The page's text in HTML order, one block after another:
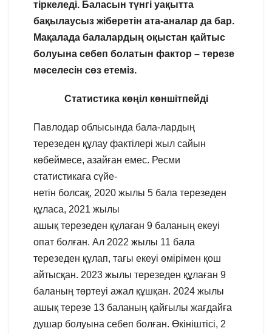
тіркеледі. Баласын түнгі уақытта
бақылаусыз жіберетін ата-аналар да бар.
Мақалада балалардың оқыстан қайтыс
болуына себеп болатын фактор – терезе
мәселесін сөз етеміз.
Статистика көңіл көншітпейді
Павлодар облысында бала-лардың
терезеден құлау фактілері жыл сайын
көбеймесе, азайған емес. Ресми
статистикаға сүйе-
нетін болсақ, 2020 жылы 5 бала терезеден
құласа, 2021 жылы
ашық терезеден құлаған 9 баланың екеуі
опат болған. Ал 2022 жылы 11 бала
терезеден құлап, тағы екеуі өмірімен қош
айтысқан. 2023 жылы терезеден құлаған 9
баланың төртеуі ажал құшқан. 2024 жылы
ашық терезе 13 баланың қайғылы жағдайға
душар болуына себеп болған. Өкініштісі, 2